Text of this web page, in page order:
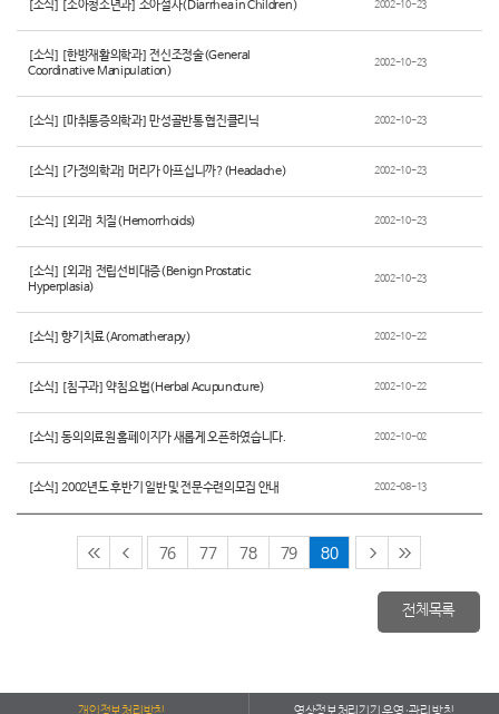
[소식] [소아청소년과] 소아설사(Diarrhea in Children) 2002-10-23
[소식] [한방재활의학과] 전신조정술(General
Coordinative Manipulation)
2002-10-23
[소식] [마취통증의학과] 만성골반통 협진클리닉 2002-10-23
[소식] [가정의학과] 머리가 아프십니까?(Headache) 2002-10-23
[소식] [외과] 치질(Hemorrhoids) 2002-10-23
[소식] [외과] 전립선비대증(Benign Prostatic
Hyperplasia)
2002-10-23
[소식] 향기치료(Aromatherapy) 2002-10-22
[소식] [침구과] 약침요법(Herbal Acupuncture) 2002-10-22
[소식] 동의의료원 홈페이지가 새롭게 오픈하였습니다. 2002-10-02
[소식] 2002년도 후반기 일반 및 전문수련의모집 안내 2002-08-13
76 77 78 79 80
전체목록